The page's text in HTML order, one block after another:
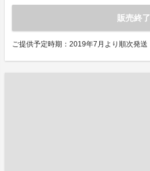
販売終了
ご提供予定時期：2019年7月より順次発送